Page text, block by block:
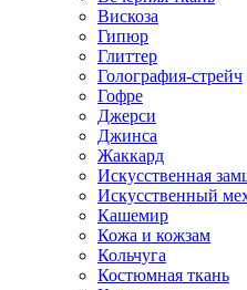
Вискоза
Гипюр
Глиттер
Голография-стрейч
Гофре
Джерси
Джинса
Жаккард
Искусственная
Искусственный
Кашемир
Кожа и кожзам
Кольчуга
Костюмная ткань